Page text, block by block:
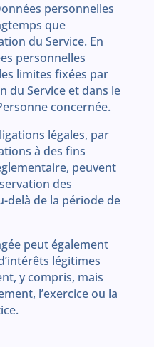
personnelles
que
du Service. En
personnelles
limites fixées par
du Service et dans le
concernée.
légales, par
à des fins
peuvent
des
delà de la période de
peut également
légitimes
y compris, mais
l’exercice ou la